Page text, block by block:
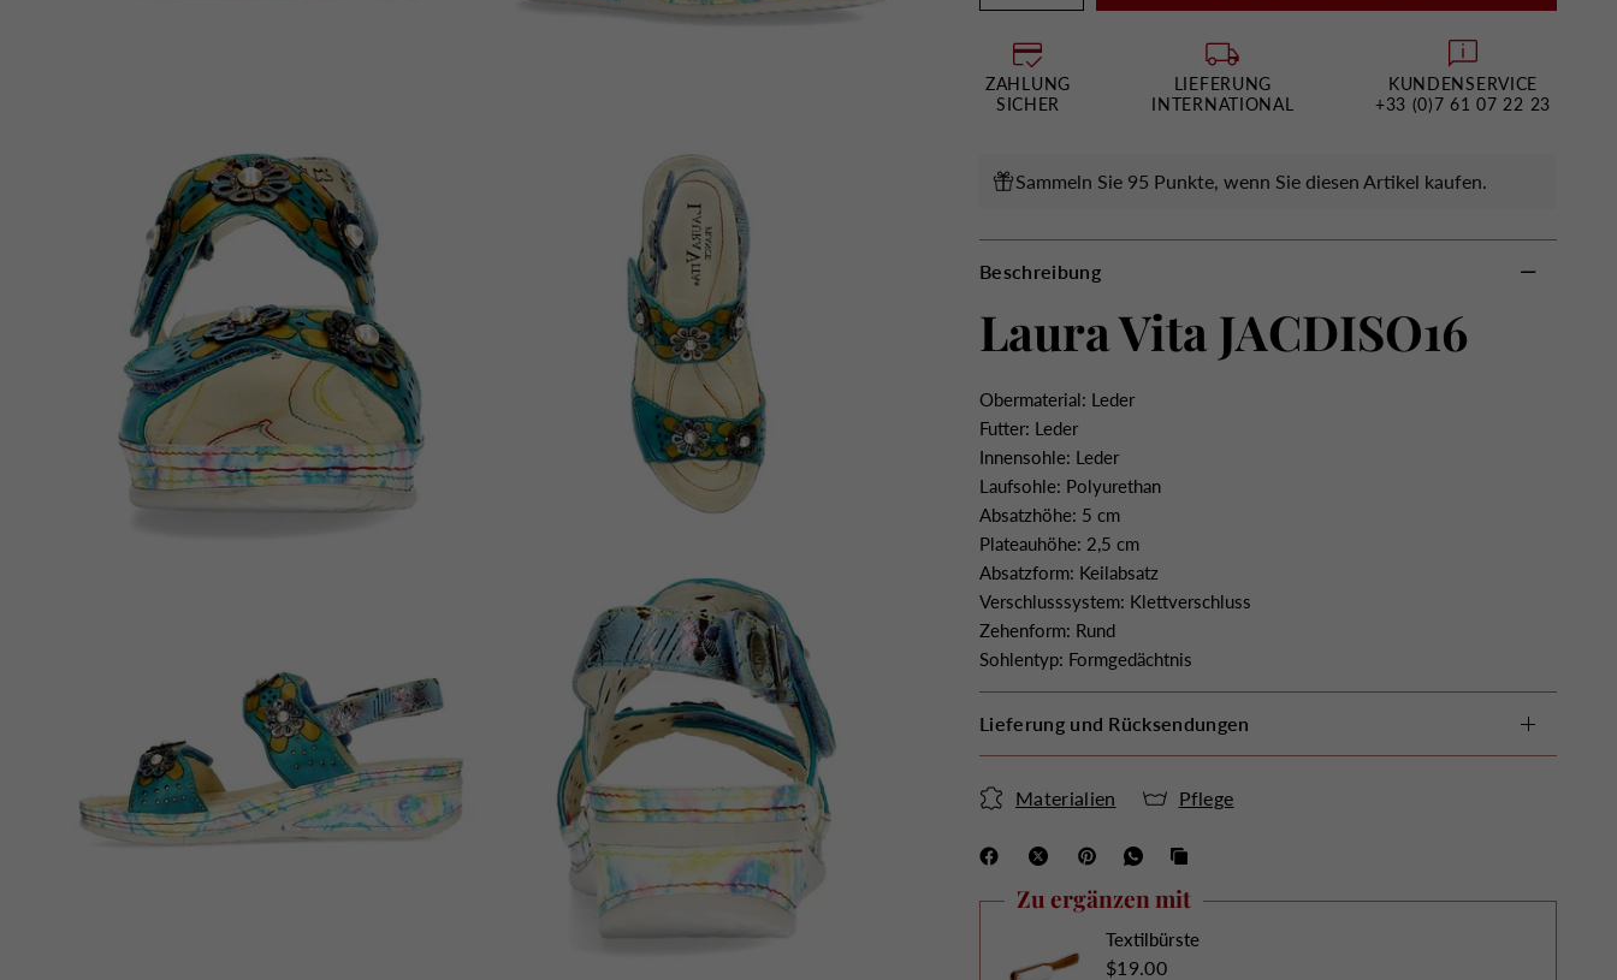
ZAHLUNG
SICHER
LIEFERUNG
INTERNATIONAL
KUNDENSERVICE
+33 (0)7 61 07 22 23
Sammeln Sie 95 Punkte, wenn Sie diesen Artikel kaufen.
Beschreibung
Laura Vita JACDISO16
Obermaterial: Leder
Futter: Leder
Innensohle: Leder
Laufsohle: Polyurethan
Absatzhöhe: 5 cm
Plateauhöhe: 2,5 cm
Absatzform: Keilabsatz
Verschlusssystem: Klettverschluss
Zehenform: Rund
Sohlentyp: Formgedächtnis
Lieferung und Rücksendungen
Materialien Pflege
Zu ergänzen mit
Textilbürste
$19.00